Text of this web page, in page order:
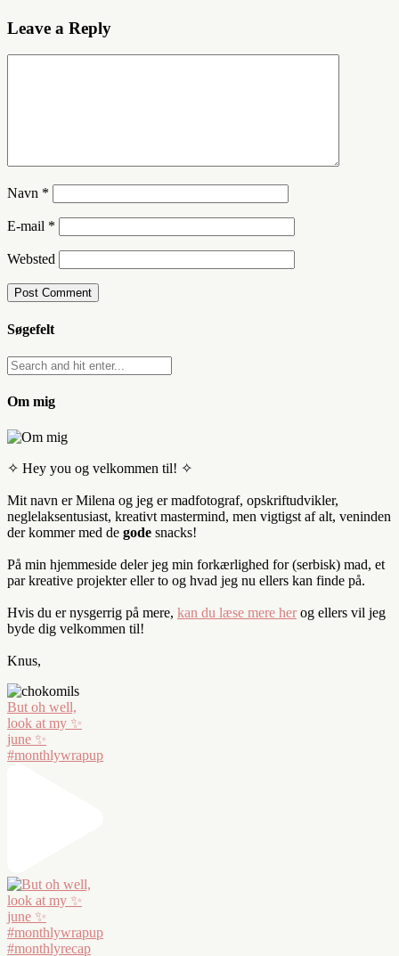
Leave a Reply
Navn *
E-mail *
Websted
Søgefelt
Om mig
✧ Hey you og velkommen til! ✧
Mit navn er Milena og jeg er madfotograf, opskriftudvikler,
neglelaksentusiast, kreativt mastermind, men vigtigst af alt, veninden
der kommer med de gode snacks!
På min hjemmeside deler jeg min forkærlighed for (serbisk) mad, et
par kreative projekter eller to og hvad jeg nu ellers kan finde på.
Hvis du er nysgerrig på mere, kan du læse mere her og ellers vil jeg
byde dig velkommen til!
Knus,
But oh well,
look at my ✨
june ✨
#monthlywrapup